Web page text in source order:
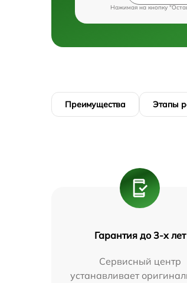
Нажимая на кнопку
Преимущества Этапы
Гарантия до 3-х лет
Сервисный центр
устанавливает